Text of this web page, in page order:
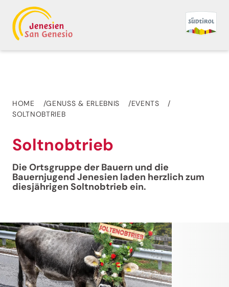
HOME GENUSS & ERLEBNIS
EVENTS
SOLTNOBTRIEB
Soltnobtrieb
Die Ortsgruppe der Bauern und die
Bauernjugend Jenesien laden herzlich zum
diesjährigen Soltnobtrieb ein.